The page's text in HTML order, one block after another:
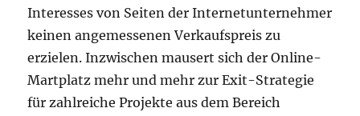
Interesses von Seiten der Internetunternehmer
keinen angemessenen Verkaufspreis zu
erzielen. Inzwischen mausert sich der Online-
Martplatz mehr und mehr zur Exit-Strategie
für zahlreiche Projekte aus dem Bereich